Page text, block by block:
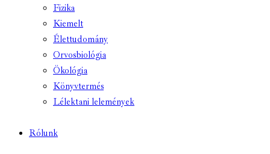
Fizika
Kiemelt
Élettudomány
Orvosbiológia
Ökológia
Könyvtermés
Lélektani lelemények
Rólunk